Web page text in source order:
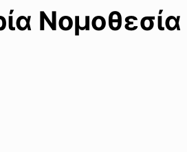
Νομοθεσία